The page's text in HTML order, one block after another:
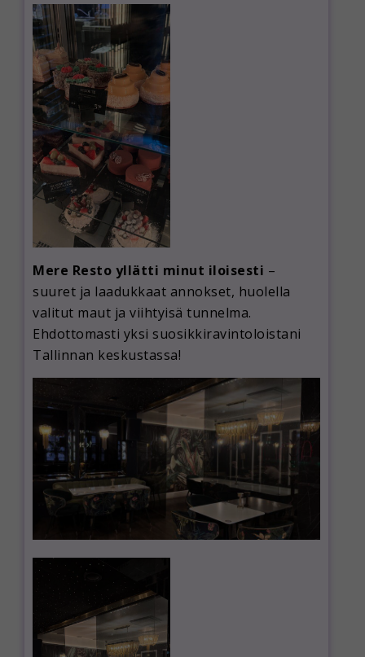
Mere Resto yllätti minut iloisesti –
suuret ja laadukkaat annokset, huolella
valitut maut ja viihtyisä tunnelma.
Ehdottomasti yksi suosikkiravintoloistani
Tallinnan keskustassa!